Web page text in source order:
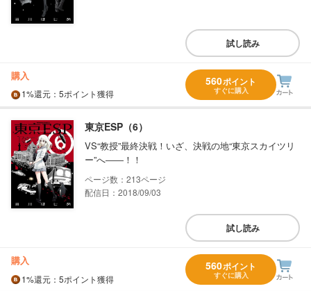
試し読み
購入
1%還元 ：5ポイント獲得
560ポイント
すぐに購入
東京ESP（6）
VS“教授”最終決戦！いざ、決戦の地“東京スカイツリ
ー”へ――！！
213
配信日：2018/09/03
試し読み
購入
1%還元 ：5ポイント獲得
560ポイント
すぐに購入